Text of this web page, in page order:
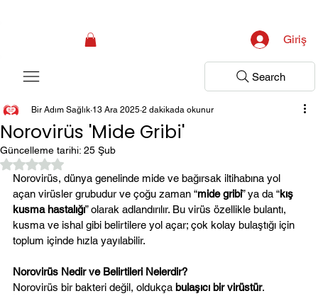
Giriş
Search
Norovirüs 'Mide Gribi'
Bir Adım Sağlık 13 Ara 2025 2 dakikada okunur
Güncelleme tarihi: 25 Şub
5 üzerinden NaN yıldız
Norovirüs, dünya genelinde mide ve bağırsak iltihabına yol
açan virüsler grubudur ve çoğu zaman “mide gribi” ya da “kış
kusma hastalığı” olarak adlandırılır. Bu virüs özellikle bulantı,
kusma ve ishal gibi belirtilere yol açar; çok kolay bulaştığı için
toplum içinde hızla yayılabilir.
Norovirüs Nedir ve Belirtileri Nelerdir?
Norovirüs bir bakteri değil, oldukça bulaşıcı bir virüstür.